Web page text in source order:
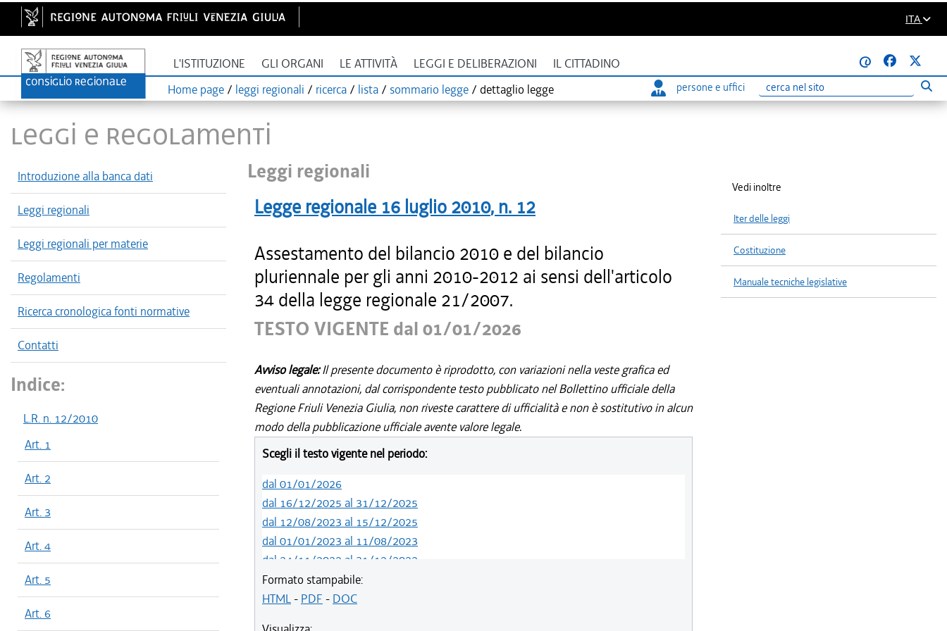
ITA
L'ISTITUZIONE GLI ORGANI LE ATTIVITÀ LEGGI E DELIBERAZIONI IL CITTADINO
@
Home page / leggi regionali / ricerca / lista / sommario legge / dettaglio legge persone e uffici
Ricerca
LEGGI E REGOLAMENTI
Introduzione alla banca dati
Leggi regionali
Leggi regionali per materie
Regolamenti
Ricerca cronologica fonti normative
Contatti
Indice:
L.R. n. 12/2010
Art. 1
Art. 2
Art. 3
Art. 4
Art. 5
Art. 6
Leggi regionali
Legge regionale 16 luglio 2010, n. 12
Assestamento del bilancio 2010 e del bilancio
pluriennale per gli anni 2010-2012 ai sensi dell'articolo
34 della legge regionale 21/2007.
TESTO VIGENTE dal 01/01/2026
Avviso legale:Il presente documento è riprodotto, con variazioni nella veste grafica ed
eventuali annotazioni, dal corrispondente testo pubblicato nel Bollettino ufficiale della
Regione Friuli Venezia Giulia, non riveste carattere di ufficialità e non è sostitutivo in alcun
modo della pubblicazione ufficiale avente valore legale.
Scegli il testo vigente nel periodo:
dal 01/01/2026
dal 16/12/2025 al 31/12/2025
dal 12/08/2023 al 15/12/2025
dal 01/01/2023 al 11/08/2023
dal 24/11/2022 al 31/12/2022
dal 06/11/2021 al 23/11/2022
dal 01/01/2019 al 05/11/2021
Formato stampabile:
HTML- PDF - DOC
Vedi inoltre
Iter delle leggi
Costituzione
Manuale tecniche legislative